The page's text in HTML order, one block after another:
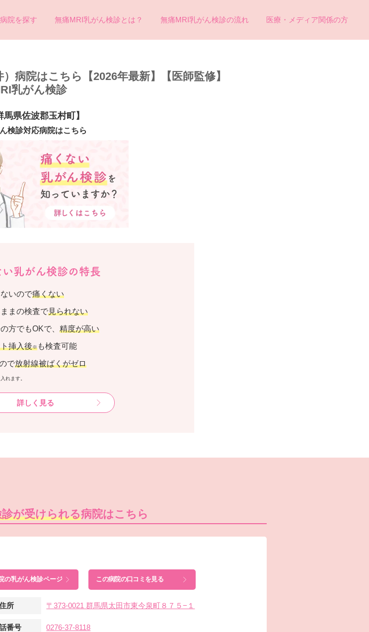
院を探す 無痛MRI乳がん検診とは？ 無痛MRI乳がん検診の流れ 医療・メディア関係の方
病院はこちら【2026年最新】【医師監修】
乳がん検診
馬県佐波郡玉村町】
検診対応病院はこちら
い乳がん検診の特長
いので痛くない
まの検査で見られない
方でもOKで、 精度が高い
挿入後※ も検査可能
で放射線被ばくがゼロ
れます。
詳しく見る
が受けられる病院はこちら
の乳がん検診ページ この病院の口コミを見る
所 〒373-0021 群馬県太田市東今泉町８７５−１
番号 0276-37-8118